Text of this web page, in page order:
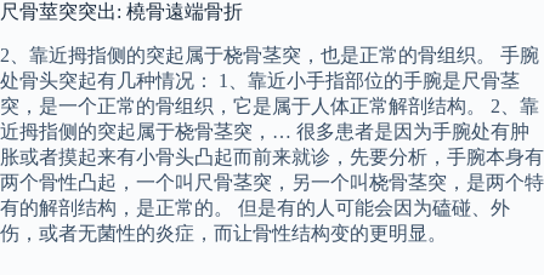
尺骨莖突突出: 橈骨遠端骨折
2、靠近拇指侧的突起属于桡骨茎突，也是正常的骨组织。 手腕
处骨头突起有几种情况： 1、靠近小手指部位的手腕是尺骨茎
突，是一个正常的骨组织，它是属于人体正常解剖结构。 2、靠
近拇指侧的突起属于桡骨茎突，… 很多患者是因为手腕处有肿
胀或者摸起来有小骨头凸起而前来就诊，先要分析，手腕本身有
两个骨性凸起，一个叫尺骨茎突，另一个叫桡骨茎突，是两个特
有的解剖结构，是正常的。 但是有的人可能会因为磕碰、外
伤，或者无菌性的炎症，而让骨性结构变的更明显。